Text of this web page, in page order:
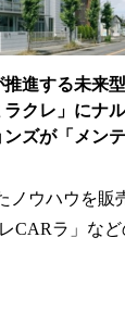
進する未来型
クレ」にナル
ズが「メンテ
ノウハウを販
CARラ」など